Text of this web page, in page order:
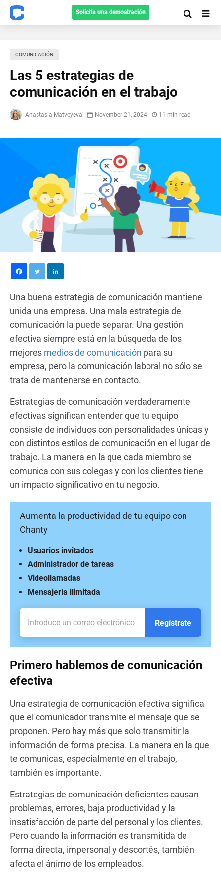
Solicita una demostración
COMUNICACIÓN
Las 5 estrategias de
comunicación en el trabajo
Anastasia Matveyeva November 21, 2024 11 min read
Una buena estrategia de comunicación mantiene
unida una empresa. Una mala estrategia de
comunicación la puede separar. Una gestión
efectiva siempre está en la búsqueda de los
mejores medios de comunicación para su
empresa, pero la comunicación laboral no sólo se
trata de mantenerse en contacto.
Estrategias de comunicación verdaderamente
efectivas significan entender que tu equipo
consiste de individuos con personalidades únicas y
con distintos estilos de comunicación en el lugar de
trabajo. La manera en la que cada miembro se
comunica con sus colegas y con los clientes tiene
un impacto significativo en tu negocio.
Aumenta la productividad de tu equipo con
Chanty
Mensajería ilimitada
Videollamadas
Administrador de tareas
Usuarios invitados
Regístrate
Primero hablemos de comunicación
efectiva
Una estrategia de comunicación efectiva significa
que el comunicador transmite el mensaje que se
proponen. Pero hay más que solo transmitir la
información de forma precisa. La manera en la que
te comunicas, especialmente en el trabajo,
también es importante.
Estrategias de comunicación deficientes causan
problemas, errores, baja productividad y la
insatisfacción de parte del personal y los clientes.
Pero cuando la información es transmitida de
forma directa, impersonal y descortés, también
afecta el ánimo de los empleados.